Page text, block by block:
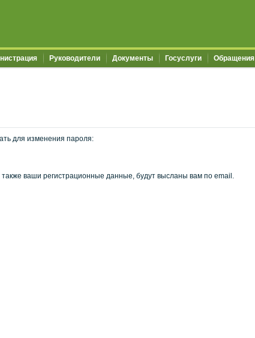
Руководители Документы Госуслуги Обращения
для изменения пароля:
ваши регистрационные данные, будут высланы вам по email.